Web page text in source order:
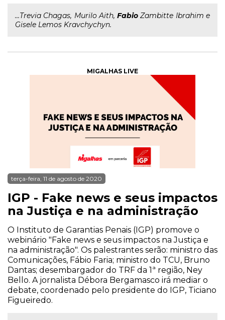
...Trevia Chagas, Murilo Aith,Fabio Zambitte Ibrahim e
Gisele Lemos Kravchychyn.
MIGALHAS LIVE
terça-feira, 11 de agosto de 2020
IGP - Fake news e seus impactos
na Justiça e na administração
O Instituto de Garantias Penais (IGP) promove o
webinário "Fake news e seus impactos na Justiça e
na administração". Os palestrantes serão: ministro das
Comunicações, Fábio Faria; ministro do TCU, Bruno
Dantas; desembargador do TRF da 1ª região, Ney
Bello. A jornalista Débora Bergamasco irá mediar o
debate, coordenado pelo presidente do IGP, Ticiano
Figueiredo.